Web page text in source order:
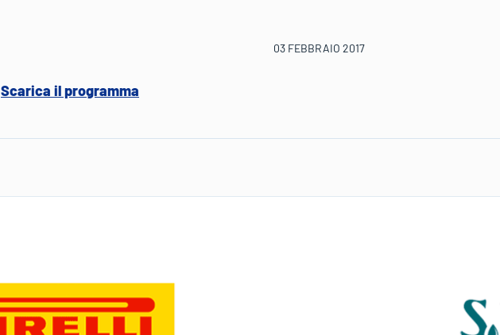
03 FEBBRAIO 2017
Scarica il programma